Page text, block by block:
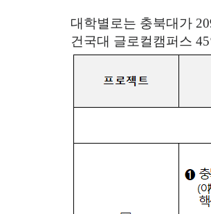
대학별로는 충북대가
건국대 글로컬캠퍼스 45